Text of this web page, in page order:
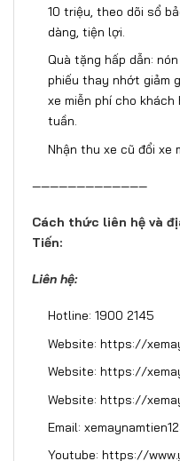
10 triệu, theo dõi sổ
dàng, tiện lợi.
Quà tặng hấp dẫn:
phiếu thay nhớt giảm
xe miễn phí cho
tuần.
Nhận thu xe cũ đổi xe
—————————————
Cách thức liên hệ và
Tiến:
Liên hệ:
Hotline: 1900 2145
Website:https://
Website:https://
Website:https://
Email:
Youtube:https://